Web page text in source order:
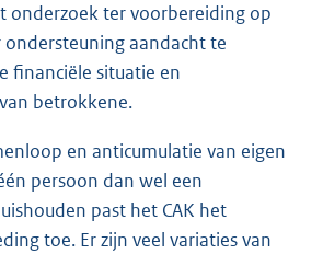
onderzoek ter voorbereiding op
ondersteuning aandacht te
financiële situatie en
betrokkene.
en anticumulatie van eigen
persoon dan wel een
past het CAK het
toe. Er zijn veel variaties van